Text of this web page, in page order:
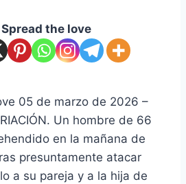
Spread the love
05 de marzo de 2026 –
Un hombre de 66
en la mañana de
presuntamente atacar
a su pareja y a la hija de